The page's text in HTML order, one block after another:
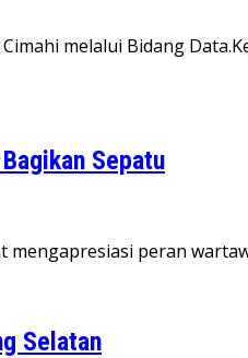
melalui Bidang
Sepatu
mengapresiasi peran
Selatan